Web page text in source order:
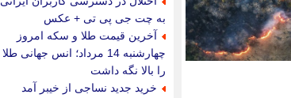
به چت جی پی تی + عکس
آخرین قیمت طلا و سکه امروز
چهارشنبه 14 مرداد؛ انس جهانی طلا
را بالا نگه داشت
خرید جدید نساجی از خیبر آمد